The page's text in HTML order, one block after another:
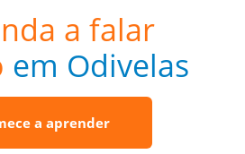
a falar
em Odivelas
a aprender